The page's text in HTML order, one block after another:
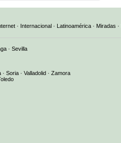
· Internacional · Latinoamérica · Miradas ·
· Sevilla
· Soria · Valladolid · Zamora